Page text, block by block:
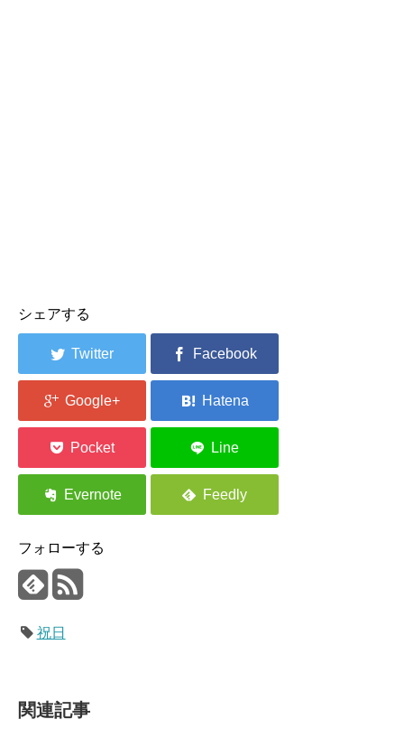
シェアする
フォローする
祝日
関連記事